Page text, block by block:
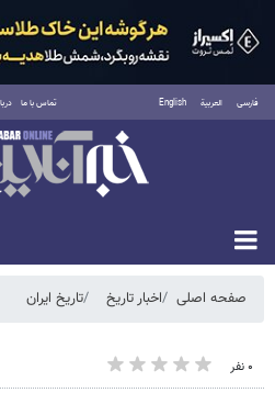
فارسی العربية English تماس با ما
جمعه ۱۶ مرداد ۱۴۰۵
صفحه اصلی اخبار تاریخ تاریخ ایران
۰ نفر